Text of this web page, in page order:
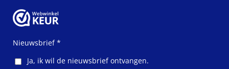
e
b
o
t
a
r
m
Nieuwsbrief *
Ja, ik wil de nieuwsbrief ontvangen.